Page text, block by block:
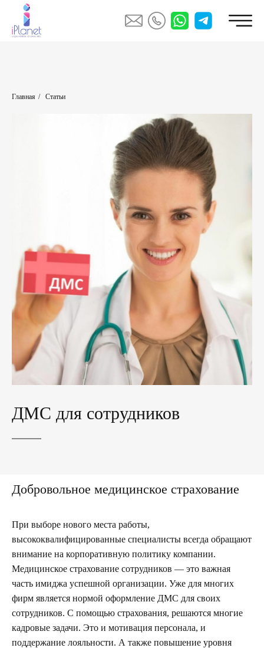
Главная / Статьи
ДМС для сотрудников
Добровольное медицинское страхование
При выборе нового места работы,
высококвалифицированные специалисты всегда обращают
внимание на корпоративную политику компании.
Медицинское страхование сотрудников — это важная
часть имиджа успешной организации. Уже для многих
фирм является нормой оформление ДМС для своих
сотрудников. С помощью страхования, решаются многие
кадровые задачи. Это и мотивация персонала, и
поддержание лояльности. А также повышение уровня